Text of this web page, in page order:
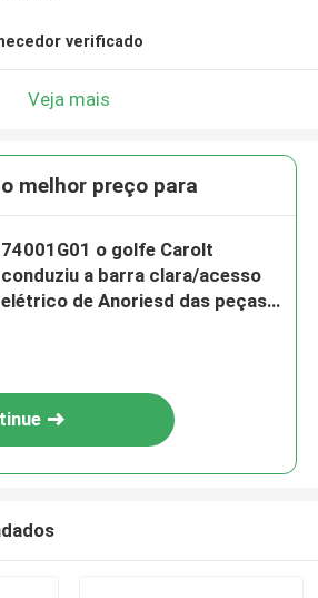
verificado
Veja mais
melhor preço para
74001G01 o golfe Carolt
conduziu a barra clara/acesso
elétrico de Anoriesd das peças